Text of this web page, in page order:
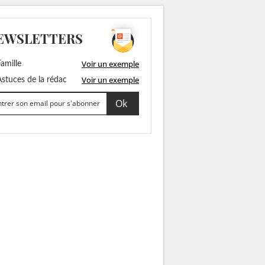
Voir un exemple
de la rédac Voir un exemple